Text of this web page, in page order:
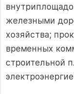
железными
хозяйства;
временных
строительной